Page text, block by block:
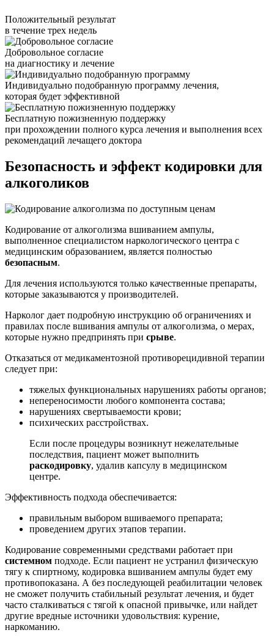
Положительный результат
в течение трех недель
Добровольное согласие
на диагностику и лечение
Индивидуально подобранную программу лечения,
которая будет эффективной
Бесплатную пожизненную поддержку
при прохождении полного курса лечения и выполнения всех
рекомендаций лечащего доктора
Безопасность и эффект кодировки для
алкоголиков
Кодирование от алкоголизма вшиванием ампулы,
выполненное специалистом наркологического центра с
медицинским образованием, является полностью
безопасным.
Для лечения используются только качественные препараты,
которые заказываются у производителей.
Нарколог дает подробную инструкцию об ограничениях и
правилах после вшивания ампулы от алкоголизма, о мерах,
которые нужно предпринять при срыве.
Отказаться от медикаментозной противорецидивной терапии
следует при:
тяжелых функциональных нарушениях работы органов;
непереносимости любого компонента состава;
нарушениях свертываемости крови;
психических расстройствах.
Если после процедуры возникнут нежелательные
последствия, пациент может выполнить
раскодировку, удалив капсулу в медицинском
центре.
Эффективность подхода обеспечивается:
правильным выбором вшиваемого препарата;
проведением других этапов терапии.
Кодирование современными средствами работает при
системном подходе. Если пациент не устранил физическую
тягу к спиртному, кодировка вшиванием ампулы будет ему
противопоказана. А без последующей реабилитации человек
не сможет получить стабильный результат лечения, и будет
часто сталкиваться с тягой к опасной привычке, или найдет
другие вредные источники удовольствия: курение,
наркоманию.